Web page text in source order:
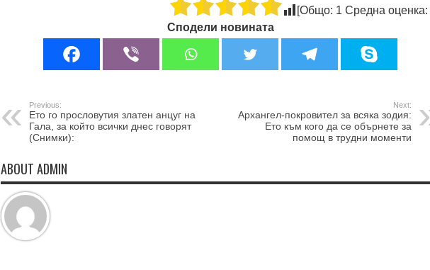
[Общо: 1 Средна оценка:
Сподели новината
Previous:
Ето го прословутия златен анцуг на
Гала, за който всички днес говорят
(Снимки):
Next:
Архангел-покровител за всяка зодия:
Ето към кого да се обърнете за
помощ в трудни моменти
ABOUT ADMIN